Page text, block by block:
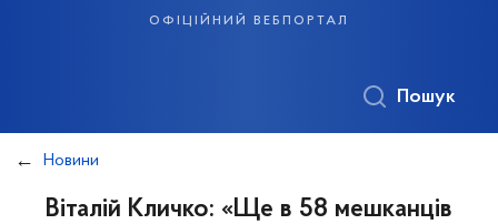
офіційний вебпортал
Пошук
Новини
Віталій Кличко: «Ще в 58 мешканців